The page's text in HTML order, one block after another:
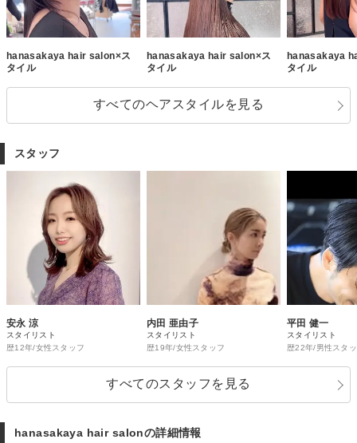
hanasakaya hair salon×ス
タイル
hanasakaya hair salon×ス
タイル
hanasakaya
タイル
すべてのヘアスタイルを見る
スタッフ
安永 涼
スタイリスト
歴12年/女性スタッフ
内田 亜由子
スタイリスト
歴19年/女性スタッフ
平田 健一
スタイリスト
歴22年/男性スタ
すべてのスタッフを見る
hanasakaya hair salonの詳細情報